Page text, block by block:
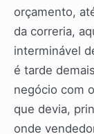
orçamento,
da correria,
interminável
é tarde
negócio com
que devia,
onde